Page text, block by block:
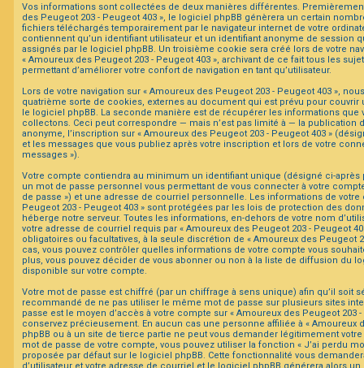
Vos informations sont collectées de deux manières différentes.
des Peugeot 203 - Peugeot 403 », le logiciel phpBB génèrera un certain
fichiers téléchargés temporairement par le navigateur internet de votre
contiennent qu’un identifiant utilisateur et un identifiant anonyme de session
assignés par le logiciel phpBB. Un troisième cookie sera créé lors de votre
« Amoureux des Peugeot 203 - Peugeot 403 », archivant de ce fait tous les
permettant d’améliorer votre confort de navigation en tant qu’utilisateur.
Lors de votre navigation sur « Amoureux des Peugeot 203 - Peugeot 403 »,
quatrième sorte de cookies, externes au document qui est prévu pour
le logiciel phpBB. La seconde manière est de récupérer les informations que
collectons. Ceci peut correspondre — mais n’est pas limité à — la publication
anonyme, l’inscription sur « Amoureux des Peugeot 203 - Peugeot 403 »
et les messages que vous publiez après votre inscription et lors de votre
messages »).
Votre compte contiendra au minimum un identifiant unique (désigné ci-après
un mot de passe personnel vous permettant de vous connecter à votre
de passe ») et une adresse de courriel personnelle. Les informations de votre
Peugeot 203 - Peugeot 403 » sont protégées par les lois de protection des
héberge notre serveur. Toutes les informations, en-dehors de votre nom
votre adresse de courriel requis par « Amoureux des Peugeot 203 - Peugeot
obligatoires ou facultatives, à la seule discrétion de « Amoureux des Peugeot
cas, vous pouvez contrôler quelles informations de votre compte vous
plus, vous pouvez décider de vous abonner ou non à la liste de diffusion du
disponible sur votre compte.
Votre mot de passe est chiffré (par un chiffrage à sens unique) afin qu’il soit
recommandé de ne pas utiliser le même mot de passe sur plusieurs sites
passe est le moyen d’accès à votre compte sur « Amoureux des Peugeot 203
conservez précieusement. En aucun cas une personne affiliée à « Amoureux
phpBB ou à un site de tierce partie ne peut vous demander légitimement
mot de passe de votre compte, vous pouvez utiliser la fonction « J’ai perdu
proposée par défaut sur le logiciel phpBB. Cette fonctionnalité vous